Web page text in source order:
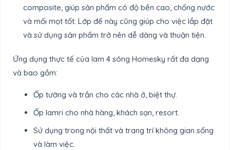
composite, giúp sản phẩm có độ bền cao, chống nước
và mối mọt tốt. Lớp đế này cũng giúp cho việc lắp đặt
và sử dụng sản phẩm trở nên dễ dàng và thuận tiện.
Ứng dụng thực tế của lam 4 sóng Homesky rất đa dạng
và bao gồm:
Ốp tường và trần cho các nhà ở, biệt thự.
Ốp lamri cho nhà hàng, khách sạn, resort.
Sử dụng trong nội thất và trang trí không gian sống
và làm việc.